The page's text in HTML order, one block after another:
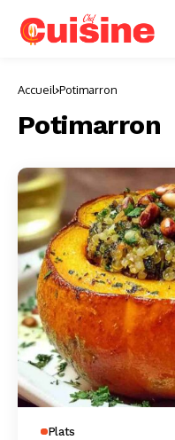
Accueil Potimarron
Potimarron
Plats